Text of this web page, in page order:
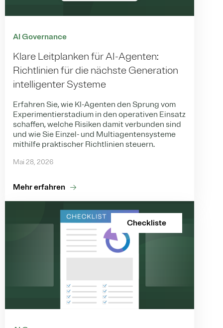
AI Governance
Klare Leitplanken für AI-Agenten:
Richtlinien für die nächste Generation
intelligenter Systeme
Erfahren Sie, wie KI-Agenten den Sprung vom
Experimentierstadium in den operativen Einsatz
schaffen, welche Risiken damit verbunden sind
und wie Sie Einzel- und Multiagentensysteme
mithilfe praktischer Richtlinien steuern.
Mai 28, 2026
Mehr erfahren
Checkliste